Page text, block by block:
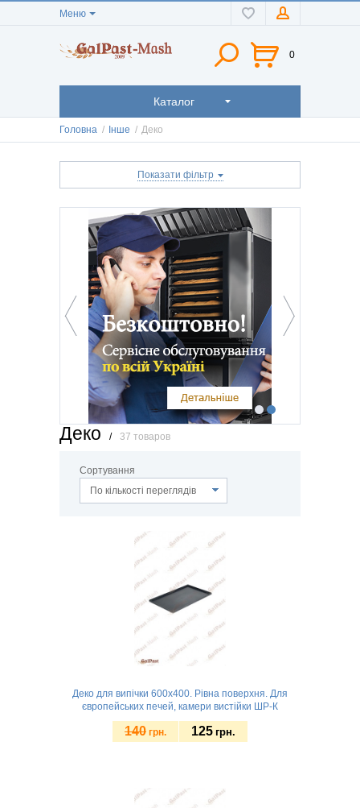
Меню
0
Каталог
Головна / Інше / Деко
Показати фільтр
Стальні деко
Алюмінієві деко
Ціна
Стан
Б/у (2)
Нове (25)
Деко / 37 товаров
Сортування
По кількості переглядів
Деко для випічки 600х400. Рівна поверхня. Для
європейських печей, камери вистійки ШР-К
140 грн. 125 грн.